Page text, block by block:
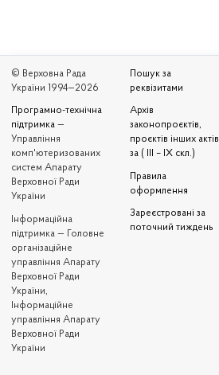
© Верховна Рада
України 1994—2026
Програмно-технічна
підтримка —
Управління
комп'ютеризованих
систем Апарату
Верховної Ради
України
Iнформаційна
підтримка — Головне
організаційне
управління Апарату
Верховної Ради
України,
Інформаційне
управління Апарату
Верховної Ради
України
Пошук за
реквізитами
Архів
законопроєктів,
проєктів інших актів
за ( III – IX скл.)
Правила
оформлення
Зареєстровані за
поточний тиждень